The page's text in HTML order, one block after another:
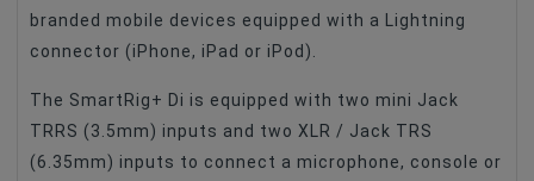
branded mobile devices equipped with a Lightning
connector (iPhone, iPad or iPod).
The SmartRig+ Di is equipped with two mini Jack
TRRS (3.5mm) inputs and two XLR / Jack TRS
(6.35mm) inputs to connect a microphone, console or